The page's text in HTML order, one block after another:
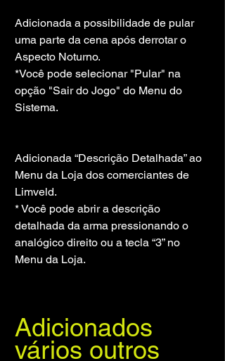
Adicionada a possibilidade de pular
uma parte da cena após derrotar o
Aspecto Noturno.
*Você pode selecionar "Pular" na
opção "Sair do Jogo" do Menu do
Sistema.
Adicionada “Descrição Detalhada” ao
Menu da Loja dos comerciantes de
Limveld.
* Você pode abrir a descrição
detalhada da arma pressionando o
analógico direito ou a tecla “3” no
Menu da Loja.
Adicionados
vários outros